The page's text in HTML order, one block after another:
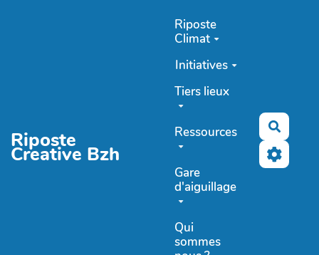
Riposte
Creative Bzh
Riposte
Climat
Initiatives
Tiers lieux
Ressources
Gare
d'aiguillage
Qui
sommes